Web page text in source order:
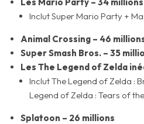
Inclut Super Mario Party +
Animal Crossing – 46
Super Smash Bros. – 35
Les The Legend of Zelda
Inclut The Legend of Zelda :
Legend of Zelda : Tears of
Splatoon – 26 millions